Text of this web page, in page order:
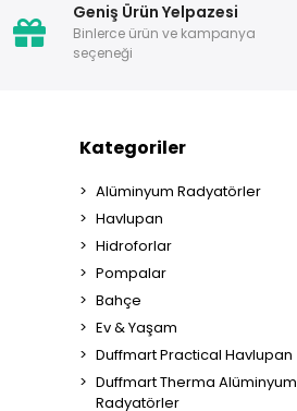
Geniş Ürün Yelpazesi
Binlerce ürün ve kampanya
seçeneği
Kategoriler
Alüminyum Radyatörler
Havlupan
Hidroforlar
Pompalar
Bahçe
Ev & Yaşam
Duffmart Practical Havlupan
Duffmart Therma Alüminyum
Radyatörler